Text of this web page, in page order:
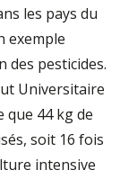
les pays du
exemple
des pesticides.
Universitaire
que 44 kg de
soit 16 fois
intensive